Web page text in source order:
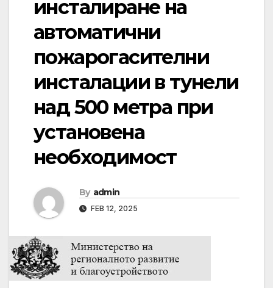
инсталиране на
автоматични
пожарогасителни
инсталации в тунели
над 500 метра при
установена
необходимост
By admin
FEB 12, 2025